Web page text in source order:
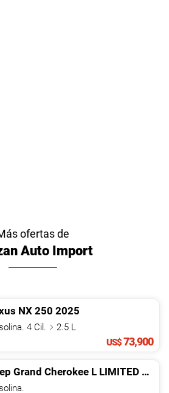
ofertas de
Auto Import
NX 250 2025
4 Cil.
2.5 L
US$73,900
Grand Cherokee L LIMITED 2022